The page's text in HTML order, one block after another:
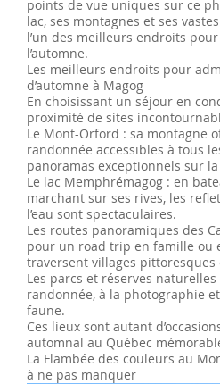
points de vue uniques sur ce
lac, ses montagnes et ses
l’un des meilleurs endroits
l’automne.
Les meilleurs endroits pour
d’automne à Magog
En choisissant un séjour en
proximité de sites
Le Mont-Orford : sa montagne
randonnée accessibles à tous
panoramas exceptionnels sur
Le lac Memphrémagog : en
marchant sur ses rives, les
l’eau sont spectaculaires.
Les routes panoramiques des
pour un road trip en famille ou
traversent villages pittoresques
Les parcs et réserves
randonnée, à la photographie
faune.
Ces lieux sont autant
automnal au Québec
La Flambée des couleurs au
à ne pas manquer